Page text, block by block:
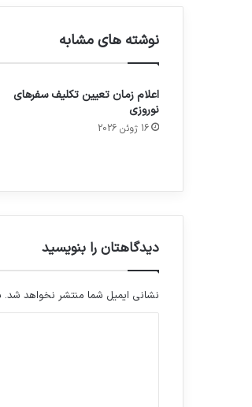
نوشته های مشابه
اعلام زمان تعیین تکلیف سفرهای
نوروزی
16 ژوئن 2026
دیدگاهتان را بنویسید
نشانی ایمیل شما منتشر نخواهد شد.